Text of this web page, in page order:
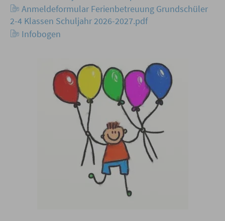
Anmeldeformular Ferienbetreuung Grundschüler
2-4 Klassen Schuljahr 2026-2027.pdf
Infobogen